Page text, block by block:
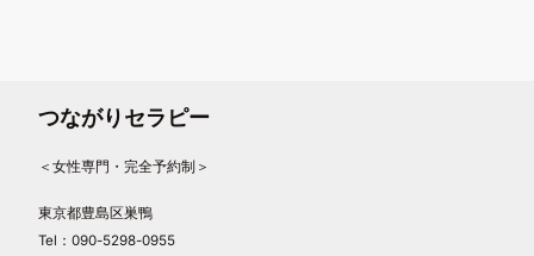
つながりセラピー
＜女性専門・完全予約制＞
東京都豊島区巣鴨
Tel：090-5298-0955